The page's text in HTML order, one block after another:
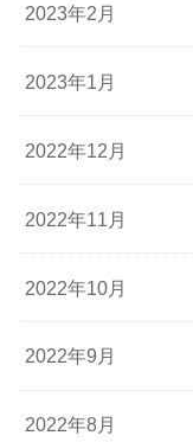
2023年2月
2023年1月
2022年12月
2022年11月
2022年10月
2022年9月
2022年8月